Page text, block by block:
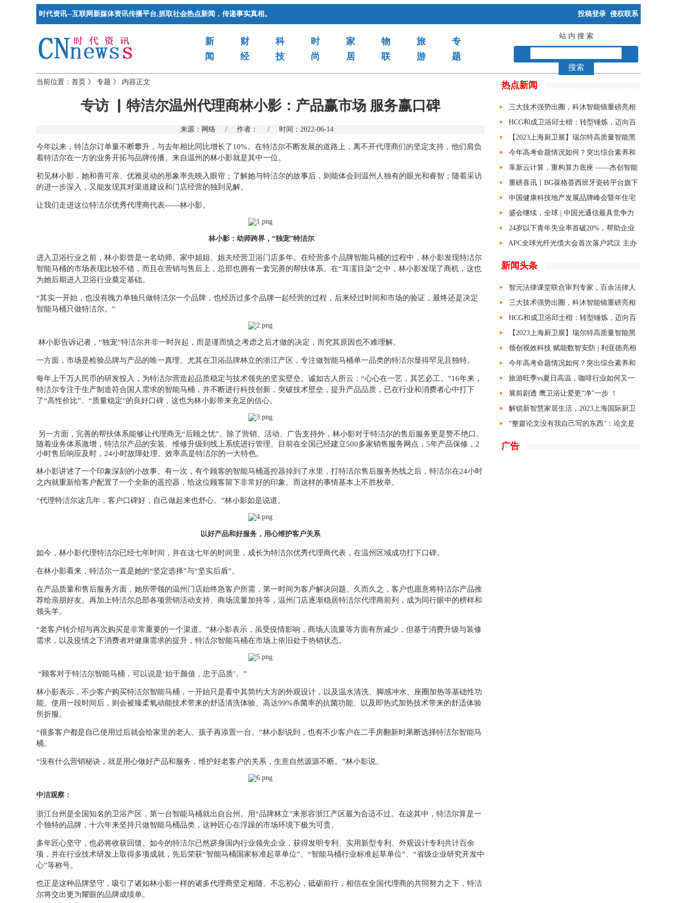
时代资讯--互联网新媒体资讯传播平台,抓取社会热点新闻，传递事实真相。 投稿登录 侵权联系
新
闻
财
经
科
技
时
尚
家
居
物
联
旅
游
专
题
站 内 搜 索
搜索
当前位置： 首页 》 专题 》 内容正文
专访 ▏特洁尔温州代理商林小影：产品赢市场 服务赢口碑
来源： 网络 / 作者： / 时间：2022-06-14
今年以来，特洁尔订单量不断攀升，与去年相比同比增长了10%。在特洁尔不断发展的道路上，离不开代理商们的坚定支持，他们肩负
着特洁尔在一方的业务开拓与品牌传播。来自温州的林小影就是其中一位。
初见林小影，她和善可亲、优雅灵动的形象率先映入眼帘；了解她与特洁尔的故事后，则能体会到温州人独有的眼光和睿智；随着采访
的进一步深入，又能发现其对渠道建设和门店经营的独到见解。
让我们走进这位特洁尔优秀代理商代表——林小影。
林小影：幼师跨界，“独宠”特洁尔
进入卫浴行业之前，林小影曾是一名幼师。家中姐姐、姐夫经营卫浴门店多年。在经营多个品牌智能马桶的过程中，林小影发现特洁尔
智能马桶的市场表现比较不错，而且在营销与售后上，总部也拥有一套完善的帮扶体系。在“耳濡目染”之中，林小影发现了商机，这也
为她后期进入卫浴行业奠定基础。
“其实一开始，也没有魄力单独只做特洁尔一个品牌，也经历过多个品牌一起经营的过程，后来经过时间和市场的验证，最终还是决定
智能马桶只做特洁尔。”
林小影告诉记者， “独宠”特洁尔并非一时兴起，而是谨而慎之考虑之后才做的决定，而究其原因也不难理解。
一方面，市场是检验品牌与产品的唯一真理。尤其在卫浴品牌林立的浙江产区，专注做智能马桶单一品类的特洁尔显得罕见且独特。
每年上千万人民币的研发投入，为特洁尔营造起品质稳定与技术领先的坚实壁垒。诚如古人所云：“心心在一艺，其艺必工。”16年来，
特洁尔专注于生产制造符合国人需求的智能马桶，并不断进行科技创新，突破技术壁垒，提升产品品质，已在行业和消费者心中打下
了“高性价比”、“质量稳定”的良好口碑，这也为林小影带来充足的信心。
另一方面，完善的帮扶体系能够让代理商无“后顾之忧”。除了营销、活动、广告支持外，林小影对于特洁尔的售后服务更是赞不绝口。
随着业务体系激增，特洁尔产品的安装、维修升级到线上系统进行管理。目前在全国已经建立500多家销售服务网点，5年产品保修，2
小时售后响应及时，24小时故障处理。效率高是特洁尔的一大特色。
林小影讲述了一个印象深刻的小故事。有一次，有个顾客的智能马桶遥控器掉到了水里，打特洁尔售后服务热线之后，特洁尔在24小时
之内就重新给客户配置了一个全新的遥控器，给这位顾客留下非常好的印象。而这样的事情基本上不胜枚举。
“代理特洁尔这几年，客户口碑好，自己做起来也舒心。”林小影如是说道。
以好产品和好服务，用心维护客户关系
如今，林小影代理特洁尔已经七年时间，并在这七年的时间里，成长为特洁尔优秀代理商代表，在温州区域成功打下口碑。
在林小影看来，特洁尔一直是她的“坚定选择”与“坚实后盾”。
在产品质量和售后服务方面，她所带领的温州门店始终急客户所需，第一时间为客户解决问题。久而久之，客户也愿意将特洁尔产品推
荐给亲朋好友。再加上特洁尔总部各项营销活动支持、商场流量加持等，温州门店逐渐稳居特洁尔代理商前列，成为同行眼中的榜样和
领头羊。
“老客户转介绍与再次购买是非常重要的一个渠道。”林小影表示，虽受疫情影响，商场人流量等方面有所减少，但基于消费升级与装修
需求，以及疫情之下消费者对健康需求的提升，特洁尔智能马桶在市场上依旧处于热销状态。
“顾客对于特洁尔智能马桶，可以说是‘始于颜值，忠于品质’。”
林小影表示，不少客户购买特洁尔智能马桶，一开始只是看中其简约大方的外观设计，以及温水清洗、脚感冲水、座圈加热等基础性功
能。使用一段时间后，则会被臻柔氧动能技术带来的舒适清洗体验、高达99%杀菌率的抗菌功能、以及即热式加热技术带来的舒适体验
所折服。
“很多客户都是自己使用过后就会给家里的老人、孩子再添置一台。”林小影说到，也有不少客户在二手房翻新时果断选择特洁尔智能马
桶。
“没有什么营销秘诀，就是用心做好产品和服务，维护好老客户的关系，生意自然源源不断。”林小影说。
中洁观察：
浙江台州是全国知名的卫浴产区，第一台智能马桶就出自台州。用“品牌林立”来形容浙江产区最为合适不过。在这其中，特洁尔算是一
个独特的品牌，十六年来坚持只做智能马桶品类，这种匠心在浮躁的市场环境下极为可贵。
多年匠心坚守，也必将收获回馈。如今的特洁尔已然跻身国内行业领先企业，获得发明专利、实用新型专利、外观设计专利共计百余
项，并在行业技术研发上取得多项成就，先后荣获“智能马桶国家标准起草单位”、“智能马桶行业标准起草单位”、“省级企业研究开发中
心”等称号。
也正是这种品牌坚守，吸引了诸如林小影一样的诸多代理商坚定相随。不忘初心，砥砺前行，相信在全国代理商的共同努力之下，特洁
尔将交出更为耀眼的品牌成绩单。
热点新闻
三大技术强势出圈，科沐智能镜重磅亮相
上海厨卫展
HCG和成卫浴邱士楷：转型锤炼，迈向百
年
【2023上海厨卫展】瑞尔特高质量智能黑
科技再次惊艳全场！
今年高考命题情况如何？突出综合素养和
能力考查
革新云计算，重构算力底座 ——杰创智能
常青云产品发布会成功举办
重磅喜讯丨BG葆格荟西班牙瓷砖平台旗下
核心品牌，BG&BORGETTO荣获第19届陶瓷
行业新锐榜“新锐品牌 金奖”！
中国健康科技地产发展品牌峰会暨年住宅
联盟成员大会在京召开
盛会继续，全球 | 中国光通信最具竞争力
企业10强榜单揭晓
24岁以下青年失业率首破20%，帮助企业
渡难关就是促就业
APC全球光纤光缆大会首次落户武汉 主办
新闻头条
智元法律课堂联合审判专家，百余法律人
聚成都密训庭审技能
三大技术强势出圈，科沐智能镜重磅亮相
上海厨卫展
HCG和成卫浴邱士楷：转型锤炼，迈向百
年
【2023上海厨卫展】瑞尔特高质量智能黑
科技再次惊艳全场！
领创视效科技 赋能数智安防 | 利亚德亮相
第十六届安博会
今年高考命题情况如何？突出综合素养和
能力考查
旅游旺季vs夏日高温，咖啡行业如何又一
次切中新环境带来的新机会
展前剧透 鹰卫浴让爱更“净”一步 ！
解锁新智慧家居生活，2023上海国际厨卫
展就看喜尔康！
“整篇论文没有我自己写的东西”：论文是
广告